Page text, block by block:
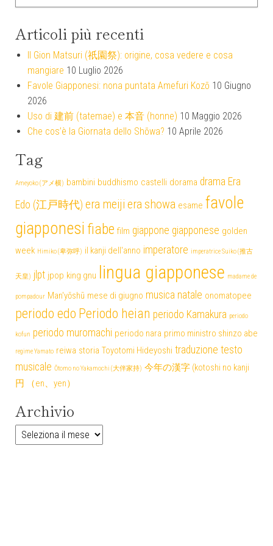
Articoli più recenti
Il Gion Matsuri (祇園祭): origine, cosa vedere e cosa
mangiare 10 Luglio 2026
Favole Giapponesi: nona puntata Amefuri Kozō 10 Giugno
2026
Uso di 建前 (tatemae) e 本音 (honne) 10 Maggio 2026
Che cos’è la Giornata dello Shōwa? 10 Aprile 2026
Tag
Ameyoko (アメ横) bambini buddhismo castelli dorama drama Era
Edo (江戸時代) era meiji era showa esame favole
giapponesi fiabe film giappone giapponese golden
week Himiko (卑弥呼) il kanji dell'anno imperatore imperatrice Suiko (推古
天皇) jlpt jpop king gnu lingua giapponese madame de
pompadour Man'yōshū mese di giugno musica natale onomatopee
periodo edo Periodo heian periodo Kamakura periodo
kofun periodo muromachi periodo nara primo ministro shinzo abe
regime Yamato reiwa storia Toyotomi Hideyoshi traduzione testo
musicale Ōtomo no Yakamochi (大伴家持) 今年の漢字 (kotoshi no kanji
円 （en、yen）
Archivio
Archivio